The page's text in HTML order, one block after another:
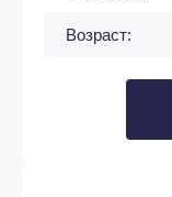
Возраст: